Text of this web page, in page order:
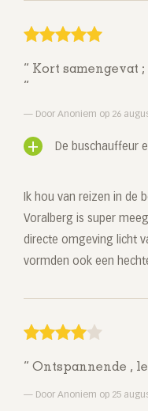
Kort samengevat
Door Anoniem op 26
De buschauffeur
Ik hou van reizen in de
Voralberg is super
directe omgeving licht
vormden ook een
Ontspannende ,
Door Anoniem op 25